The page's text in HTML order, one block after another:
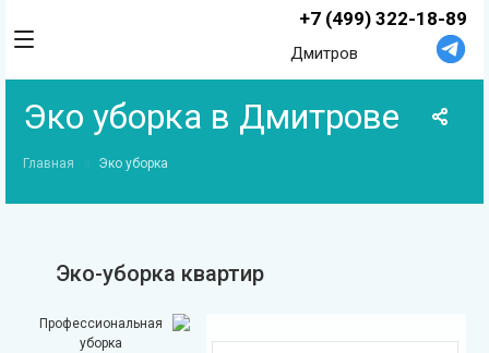
+7 (499) 322-18-89
Дмитров
Эко уборка в Дмитрове
Главная Эко уборка
Эко-уборка квартир
Профессиональная
уборка